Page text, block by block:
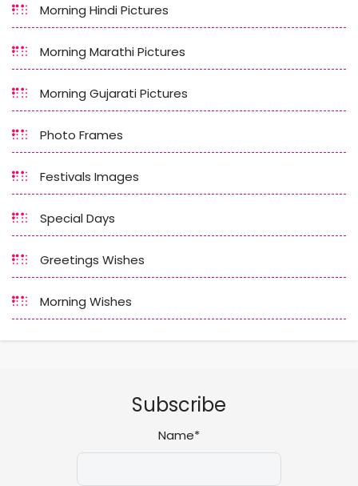
Morning Hindi Pictures
Morning Marathi Pictures
Morning Gujarati Pictures
Photo Frames
Festivals Images
Special Days
Greetings Wishes
Morning Wishes
Subscribe
Name*